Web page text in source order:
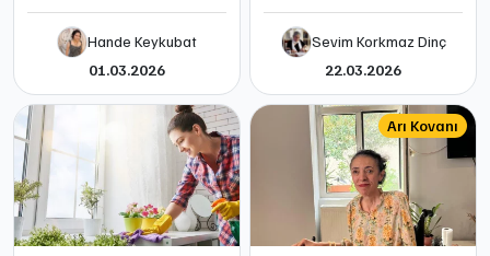
Hande Keykubat
01.03.2026
Sevim Korkmaz Dinç
22.03.2026
Arı Kovanı